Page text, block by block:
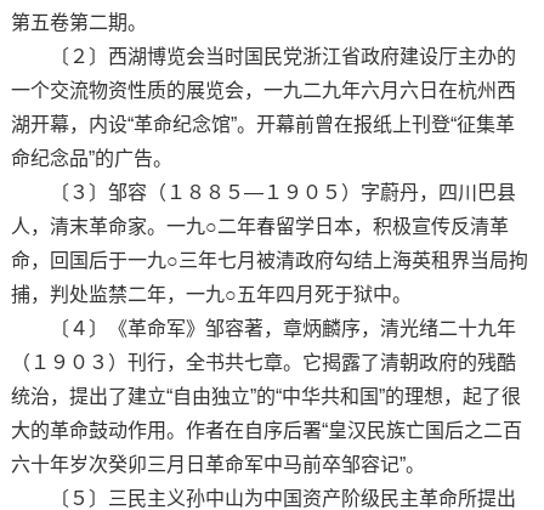
第五卷第二期。
〔２〕西湖博览会当时国民党浙江省政府建设厅主办的
一个交流物资性质的展览会，一九二九年六月六日在杭州西
湖开幕，内设“革命纪念馆”。开幕前曾在报纸上刊登“征集革
命纪念品”的广告。
〔３〕邹容（１８８５—１９０５）字蔚丹，四川巴县
人，清末革命家。一九○二年春留学日本，积极宣传反清革
命，回国后于一九○三年七月被清政府勾结上海英租界当局拘
捕，判处监禁二年，一九○五年四月死于狱中。
〔４〕《革命军》邹容著，章炳麟序，清光绪二十九年
（１９０３）刊行，全书共七章。它揭露了清朝政府的残酷
统治，提出了建立“自由独立”的“中华共和国”的理想，起了很
大的革命鼓动作用。作者在自序后署“皇汉民族亡国后之二百
六十年岁次癸卯三月日革命军中马前卒邹容记”。
〔５〕三民主义孙中山为中国资产阶级民主革命所提出